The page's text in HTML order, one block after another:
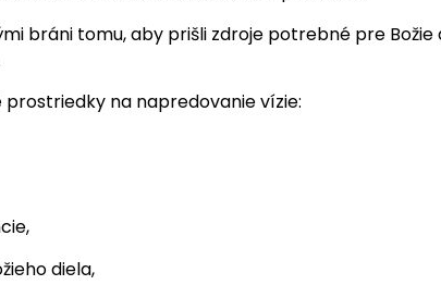
bráni tomu, aby prišli zdroje potrebné pre Božie
na napredovanie vízie:
diela,